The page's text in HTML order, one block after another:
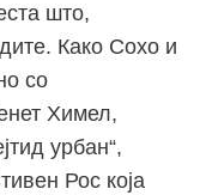
што,
Како Сохо и
со
Химел,
урбан“,
Рос која